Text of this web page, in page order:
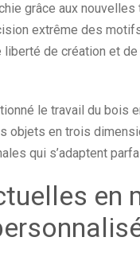
grâce aux
extrême des
de création et
le travail du bois
objets en trois
qui s’adaptent
en